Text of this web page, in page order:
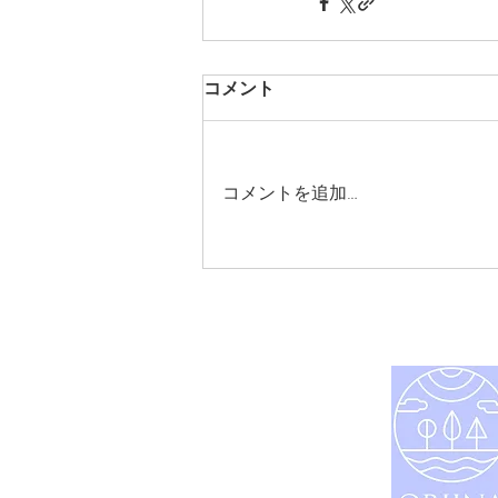
コメント
コメントを追加…